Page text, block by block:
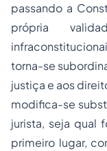
passando a
própria
torna-se
justiça e aos
modifica-se
jurista, seja qual
primeiro lugar,